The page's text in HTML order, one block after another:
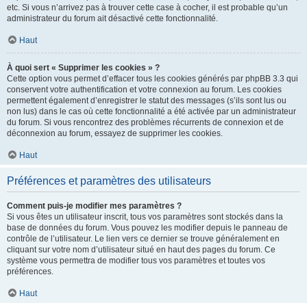
etc. Si vous n’arrivez pas à trouver cette case à cocher, il est probable qu’un
administrateur du forum ait désactivé cette fonctionnalité.
Haut
À quoi sert « Supprimer les cookies » ?
Cette option vous permet d’effacer tous les cookies générés par phpBB 3.3 qui
conservent votre authentification et votre connexion au forum. Les cookies
permettent également d’enregistrer le statut des messages (s’ils sont lus ou
non lus) dans le cas où cette fonctionnalité a été activée par un administrateur
du forum. Si vous rencontrez des problèmes récurrents de connexion et de
déconnexion au forum, essayez de supprimer les cookies.
Haut
Préférences et paramètres des utilisateurs
Comment puis-je modifier mes paramètres ?
Si vous êtes un utilisateur inscrit, tous vos paramètres sont stockés dans la
base de données du forum. Vous pouvez les modifier depuis le panneau de
contrôle de l’utilisateur. Le lien vers ce dernier se trouve généralement en
cliquant sur votre nom d’utilisateur situé en haut des pages du forum. Ce
système vous permettra de modifier tous vos paramètres et toutes vos
préférences.
Haut